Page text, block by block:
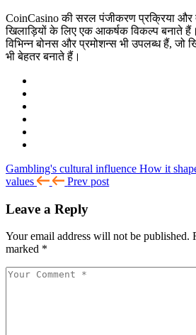
CoinCasino की सरल पंजीकरण प्रक्रिया और
खिलाड़ियों के लिए एक आकर्षक विकल्प बनाते
विभिन्न बोनस और प्रमोशन्स भी उपलब्ध हैं,
भी बेहतर बनाते हैं।
Gambling's cultural influence How it
values
Prev post
Leave a Reply
Your email address will not be published.
marked *